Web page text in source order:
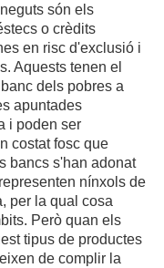
són els
o crèdits
en risc d'exclusió i
Aquests tenen el
dels pobres a
apuntades
i poden ser
costat fosc que
bancs s'han adonat
nínxols de
per la qual cosa
Però quan els
tipus de productes
de complir la